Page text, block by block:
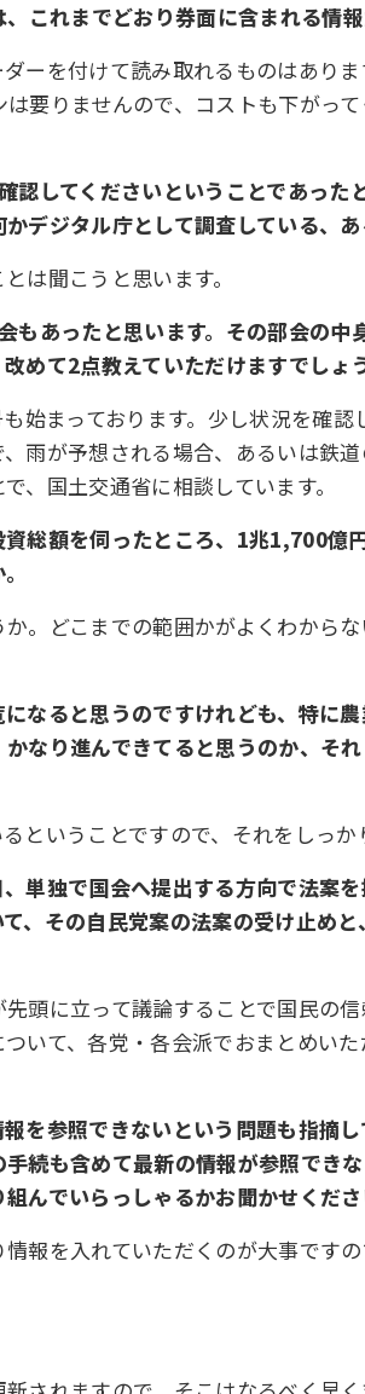
これまでどおり券面に含まれる情報
ーを付けて読み取れるものはあり
要りませんので、コストも下がっ
認してくださいということであっ
デジタル庁として調査している、
は聞こうと思います。
もあったと思います。その部会の
めて2点教えていただけますでしょ
始まっております。少し状況を確認
雨が予想される場合、あるいは鉄
、国土交通省に相談しています。
総額を伺ったところ、1兆1,700億
。どこまでの範囲かがよくわから
なると思うのですけれども、特に
なり進んできてると思うのか、そ
ということですので、それをしっか
単独で国会へ提出する方向で法案
、その自民党案の法案の受け止め
頭に立って議論することで国民の
いて、各党・各会派でおまとめい
を参照できないという問題も指摘
続も含めて最新の情報が参照でき
んでいらっしゃるかお聞かせくださ
報を入れていただくのが大事です